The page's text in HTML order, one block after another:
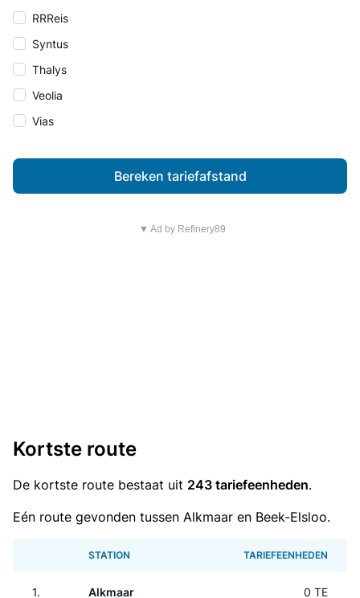
RRReis
Syntus
Thalys
Veolia
Vias
Bereken tariefafstand
▼ Ad by Refinery89
Kortste route
De kortste route bestaat uit 243 tariefeenheden.
Eén route gevonden tussen Alkmaar en Beek-Elsloo.
STATION TARIEFEENHEDEN
1. Alkmaar 0 TE